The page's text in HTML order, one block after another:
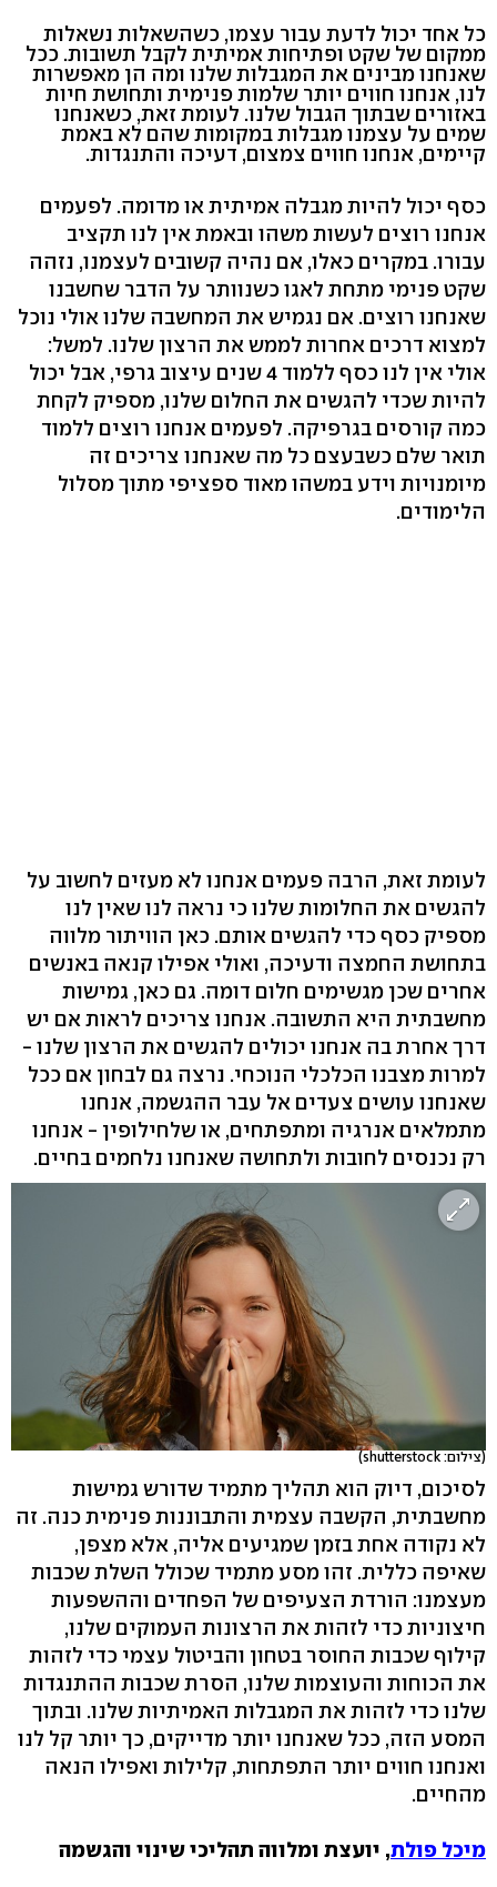
כל אחד יכול לדעת עבור עצמו, כשהשאלות נשאלות
ממקום של שקט ופתיחות אמיתית לקבל תשובות. ככל
שאנחנו מבינים את המגבלות שלנו ומה הן מאפשרות
לנו, אנחנו חווים יותר שלמות פנימית ותחושת חיות
באזורים שבתוך הגבול שלנו. לעומת זאת, כשאנחנו
שמים על עצמנו מגבלות במקומות שהם לא באמת
קיימים, אנחנו חווים צמצום, דעיכה והתנגדות.
כסף יכול להיות מגבלה אמיתית או מדומה. לפעמים
אנחנו רוצים לעשות משהו ובאמת אין לנו תקציב
עבורו. במקרים כאלו, אם נהיה קשובים לעצמנו, נזהה
שקט פנימי מתחת לאגו כשנוותר על הדבר שחשבנו
שאנחנו רוצים. אם נגמיש את המחשבה שלנו אולי נוכל
למצוא דרכים אחרות לממש את הרצון שלנו. למשל:
אולי אין לנו כסף ללמוד 4 שנים עיצוב גרפי, אבל יכול
להיות שכדי להגשים את החלום שלנו, מספיק לקחת
כמה קורסים בגרפיקה. לפעמים אנחנו רוצים ללמוד
תואר שלם כשבעצם כל מה שאנחנו צריכים זה
מיומנויות וידע במשהו מאוד ספציפי מתוך מסלול
הלימודים.
לעומת זאת, הרבה פעמים אנחנו לא מעזים לחשוב על
להגשים את החלומות שלנו כי נראה לנו שאין לנו
מספיק כסף כדי להגשים אותם. כאן הוויתור מלווה
בתחושת החמצה ודעיכה, ואולי אפילו קנאה באנשים
אחרים שכן מגשימים חלום דומה. גם כאן, גמישות
מחשבתית היא התשובה. אנחנו צריכים לראות אם יש
דרך אחרת בה אנחנו יכולים להגשים את הרצון שלנו -
למרות מצבנו הכלכלי הנוכחי. נרצה גם לבחון אם ככל
שאנחנו עושים צעדים אל עבר ההגשמה, אנחנו
מתמלאים אנרגיה ומתפתחים, או שלחילופין - אנחנו
רק נכנסים לחובות ולתחושה שאנחנו נלחמים בחיים.
(צילום: shutterstock)
לסיכום, דיוק הוא תהליך מתמיד שדורש גמישות
מחשבתית, הקשבה עצמית והתבוננות פנימית כנה. זה
לא נקודה אחת בזמן שמגיעים אליה, אלא מצפן,
שאיפה כללית. זהו מסע מתמיד שכולל השלת שכבות
מעצמנו: הורדת הצעיפים של הפחדים וההשפעות
חיצוניות כדי לזהות את הרצונות העמוקים שלנו,
קילוף שכבות החוסר בטחון והביטול עצמי כדי לזהות
את הכוחות והעוצמות שלנו, הסרת שכבות ההתנגדות
שלנו כדי לזהות את המגבלות האמיתיות שלנו. ובתוך
המסע הזה, ככל שאנחנו יותר מדייקים, כך יותר קל לנו
ואנחנו חווים יותר התפתחות, קלילות ואפילו הנאה
מהחיים.
מיכל פולת, יועצת ומלווה תהליכי שינוי והגשמה